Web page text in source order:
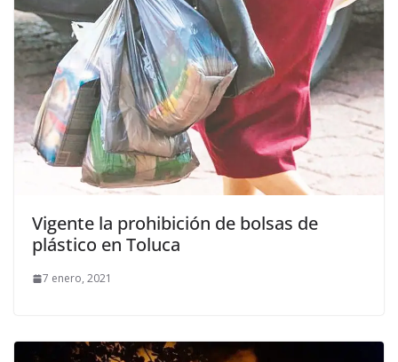
Vigente la prohibición de bolsas de
plástico en Toluca
7 enero, 2021